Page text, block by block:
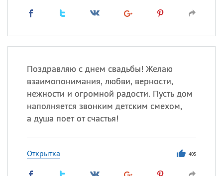
Поздравляю с днем свадьбы! Желаю
взаимопонимания, любви, верности,
нежности и огромной радости. Пусть дом
наполняется звонким детским смехом,
а душа поет от счастья!
Открытка 405